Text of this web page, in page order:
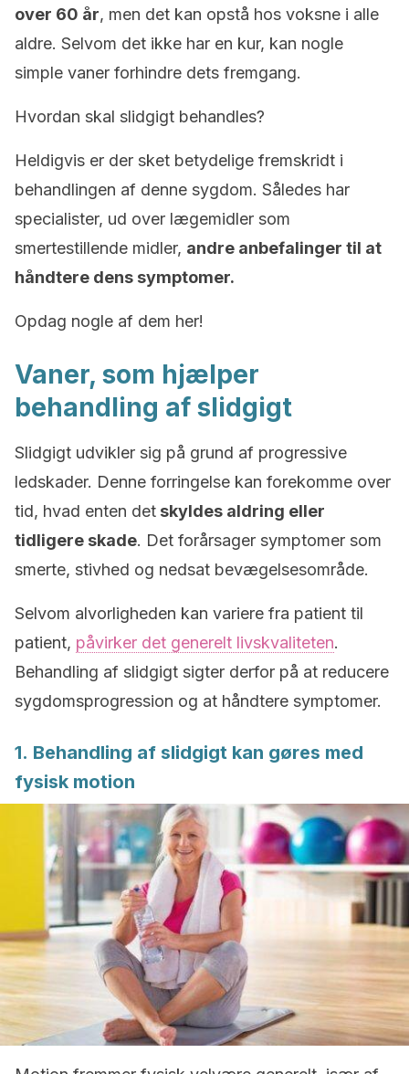
over 60 år, men det kan opstå hos voksne i alle
aldre. Selvom det ikke har en kur, kan nogle
simple vaner forhindre dets fremgang.
Hvordan skal slidgigt behandles?
Heldigvis er der sket betydelige fremskridt i
behandlingen af denne sygdom. Således har
specialister, ud over lægemidler som
smertestillende midler, andre anbefalinger til at
håndtere dens symptomer.
Opdag nogle af dem her!
Vaner, som hjælper
behandling af slidgigt
Slidgigt udvikler sig på grund af progressive
ledskader. Denne forringelse kan forekomme over
tid, hvad enten det skyldes aldring eller
tidligere skade. Det forårsager symptomer som
smerte, stivhed og nedsat bevægelsesområde.
Selvom alvorligheden kan variere fra patient til
patient, påvirker det generelt livskvaliteten.
Behandling af slidgigt sigter derfor på at reducere
sygdomsprogression og at håndtere symptomer.
1. Behandling af slidgigt kan gøres med
fysisk motion